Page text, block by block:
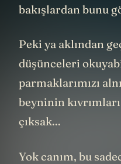
bakışlardan bunu
Peki ya aklından
düşünceleri
parmaklarımızı
beyninin
çıksak...
Yok canım, bu